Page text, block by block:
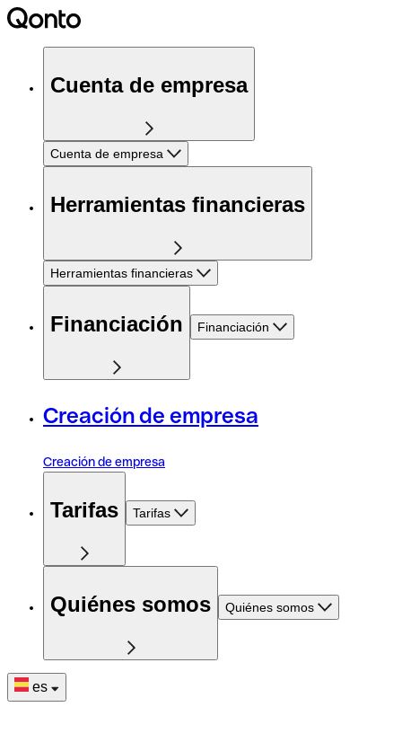
Cuenta de empresa
Cuenta de empresa
Herramientas financieras
Herramientas financieras
Financiación Financiación
Creación de empresa
Creación de empresa
Tarifas Tarifas
Quiénes somos Quiénes somos
es